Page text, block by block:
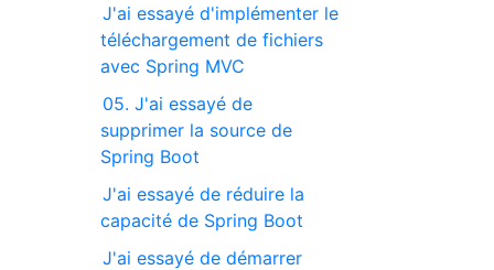
J'ai essayé d'implémenter le
téléchargement de fichiers
avec Spring MVC
05. J'ai essayé de
supprimer la source de
Spring Boot
J'ai essayé de réduire la
capacité de Spring Boot
J'ai essayé de démarrer